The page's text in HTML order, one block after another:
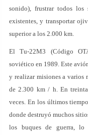
sonido), frustrar todos los
existentes, y transportar
superior a los 2.000 km.
El Tu-22M3 (Código
soviético en 1989. Este
y realizar misiones a varios
de 2.300 km / h. En
veces. En los últimos
donde destruyó muchos
los buques de guerra,